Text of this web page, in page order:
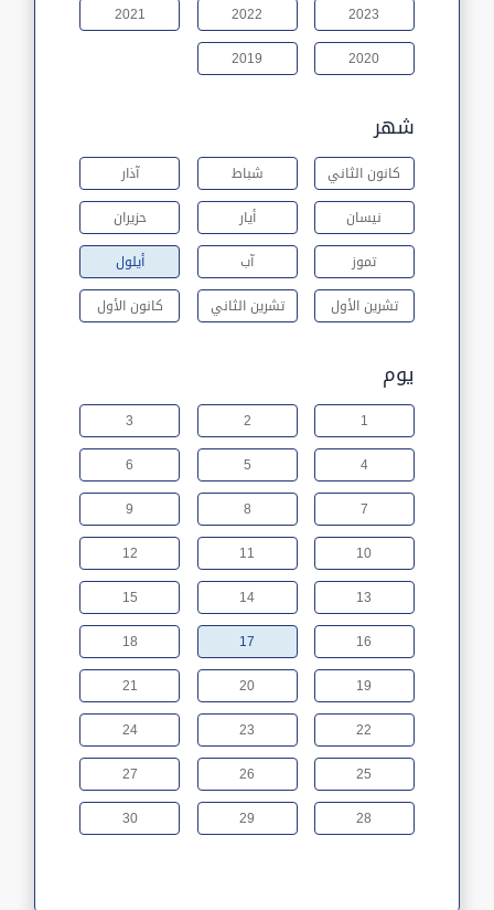
2023
2022
2021
2020
2019
شهر
كانون الثاني شباط
آذار
نيسان
أيار
حزيران
تموز
آب
أيلول
تشرين الأول
تشرين الثاني كانون الأول
يوم
1
2
3
4
5
6
7
8
9
10
11
12
13
14
15
16
17
18
19
20
21
22
23
24
25
26
27
28
29
30